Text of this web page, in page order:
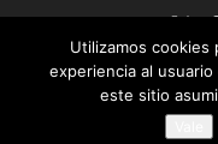
Contacto|Aviso legal
©
Utilizamos cookies
experiencia al
este sitio